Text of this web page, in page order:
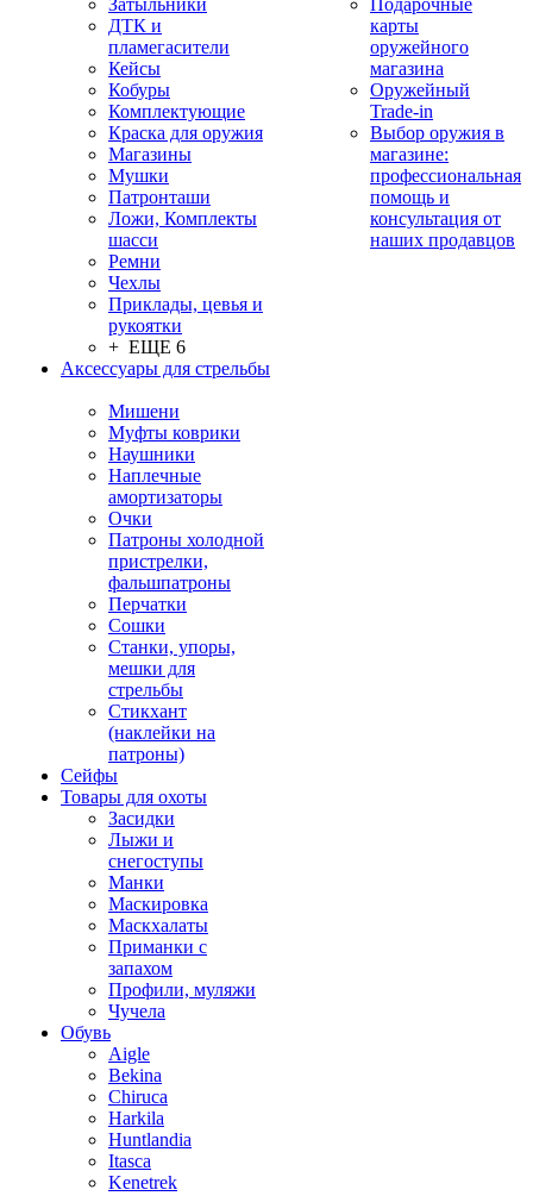
Затыльники
ДТК и
пламегасители
Кейсы
Кобуры
Комплектующие
Краска для оружия
Магазины
Мушки
Патронташи
Ложи, Комплекты
шасси
Ремни
Чехлы
Приклады, цевья и
рукоятки
+ ЕЩЕ 6
Аксессуары для стрельбы
Мишени
Муфты коврики
Наушники
Наплечные
амортизаторы
Очки
Патроны холодной
пристрелки,
фальшпатроны
Перчатки
Сошки
Станки, упоры,
мешки для
стрельбы
Стикхант
(наклейки на
патроны)
Сейфы
Товары для охоты
Засидки
Лыжи и
снегоступы
Манки
Маскировка
Маскхалаты
Приманки с
запахом
Профили, муляжи
Чучела
Обувь
Aigle
Bekina
Chiruсa
Harkila
Huntlandia
Itasca
Kenetrek
Подарочные
карты
оружейного
магазина
Оружейный
Trade-in
Выбор оружия в
магазине:
профессиональная
помощь и
консультация от
наших продавцов